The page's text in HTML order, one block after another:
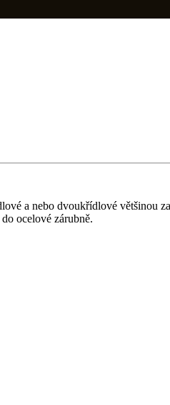
a nebo dvoukřídlové většinou
ocelové zárubně.